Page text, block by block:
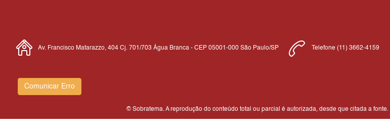
Av. Francisco Matarazzo, 404 Cj. 701/703 Água Branca - CEP 05001-000 São Paulo/SP Telefone (11) 3662-4159
Comunicar Erro
© Sobratema. A reprodução do conteúdo total ou parcial é autorizada, desde que citada a fonte.